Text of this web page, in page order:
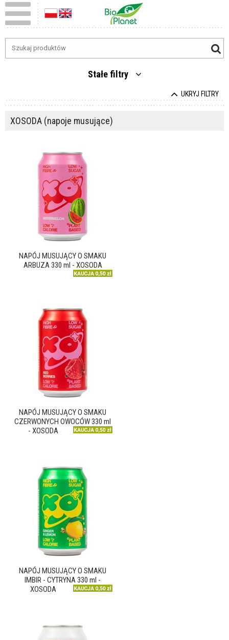
Stałe filtry
UKRYJ FILTRY
XOSODA (napoje musujące)
NAPÓJ MUSUJĄCY O SMAKU
ARBUZA 330 ml - XOSODA
NAPÓJ MUSUJĄCY O SMAKU
CZERWONYCH OWOCÓW 330 ml
- XOSODA
NAPÓJ MUSUJĄCY O SMAKU
IMBIR - CYTRYNA 330 ml -
XOSODA